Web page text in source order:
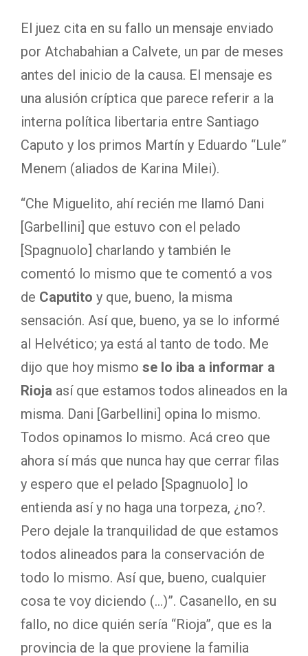
El juez cita en su fallo un mensaje enviado
por Atchabahian a Calvete, un par de meses
antes del inicio de la causa. El mensaje es
una alusión críptica que parece referir a la
interna política libertaria entre Santiago
Caputo y los primos Martín y Eduardo “Lule”
Menem (aliados de Karina Milei).
“Che Miguelito, ahí recién me llamó Dani
[Garbellini] que estuvo con el pelado
[Spagnuolo] charlando y también le
comentó lo mismo que te comentó a vos
de Caputito y que, bueno, la misma
sensación. Así que, bueno, ya se lo informé
al Helvético; ya está al tanto de todo. Me
dijo que hoy mismo se lo iba a informar a
Rioja así que estamos todos alineados en la
misma. Dani [Garbellini] opina lo mismo.
Todos opinamos lo mismo. Acá creo que
ahora sí más que nunca hay que cerrar filas
y espero que el pelado [Spagnuolo] lo
entienda así y no haga una torpeza, ¿no?.
Pero dejale la tranquilidad de que estamos
todos alineados para la conservación de
todo lo mismo. Así que, bueno, cualquier
cosa te voy diciendo (…)”. Casanello, en su
fallo, no dice quién sería “Rioja”, que es la
provincia de la que proviene la familia